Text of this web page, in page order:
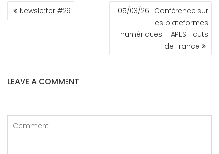
Newsletter #29
05/03/26 : Conférence sur
les plateformes
numériques – APES Hauts
de France
LEAVE A COMMENT